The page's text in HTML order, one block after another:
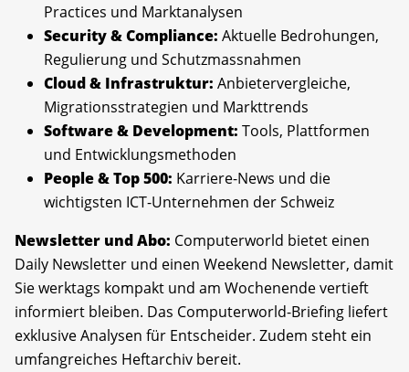
Practices und Marktanalysen
Security & Compliance: Aktuelle Bedrohungen,
Regulierung und Schutzmassnahmen
Cloud & Infrastruktur: Anbietervergleiche,
Migrationsstrategien und Markttrends
Software & Development: Tools, Plattformen
und Entwicklungsmethoden
People & Top 500: Karriere-News und die
wichtigsten ICT-Unternehmen der Schweiz
Newsletter und Abo: Computerworld bietet einen
Daily Newsletter und einen Weekend Newsletter, damit
Sie werktags kompakt und am Wochenende vertieft
informiert bleiben. Das Computerworld-Briefing liefert
exklusive Analysen für Entscheider. Zudem steht ein
umfangreiches Heftarchiv bereit.